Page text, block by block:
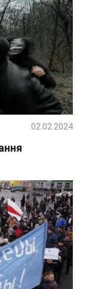
02.02.2024